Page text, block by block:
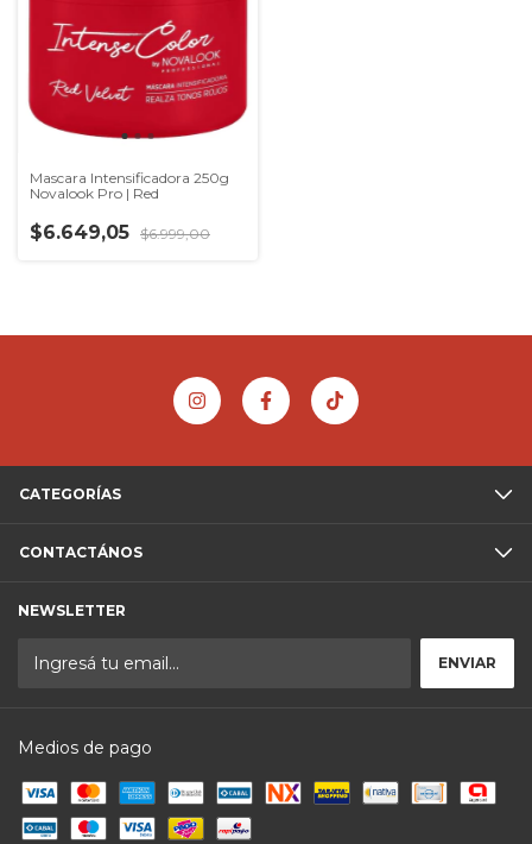
Mascara Intensificadora 250g
Novalook Pro | Red
$6.649,05 $6.999,00
CATEGORÍAS
CONTACTÁNOS
NEWSLETTER
Medios de pago